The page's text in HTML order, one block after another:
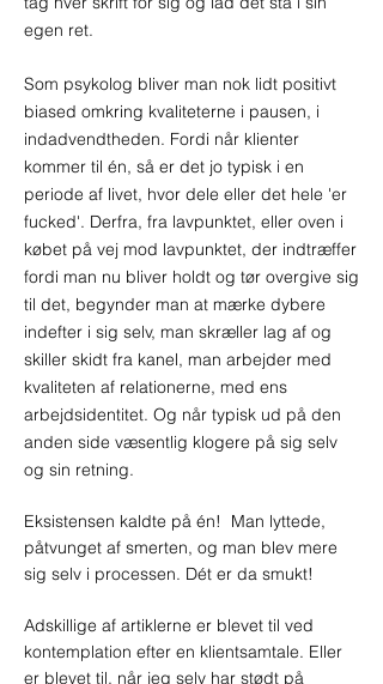
egen ret.
Som psykolog bliver man nok lidt positivt
biased omkring kvaliteterne i pausen, i
indadvendtheden. Fordi når klienter
kommer til én, så er det jo typisk i en
periode af livet, hvor dele eller det hele 'er
fucked'. Derfra, fra lavpunktet, eller oven i
købet på vej mod lavpunktet, der indtræffer
fordi man nu bliver holdt og tør overgive sig
til det, begynder man at mærke dybere
indefter i sig selv, man skræller lag af og
skiller skidt fra kanel, man arbejder med
kvaliteten af relationerne, med ens
arbejdsidentitet. Og når typisk ud på den
anden side væsentlig klogere på sig selv
og sin retning.
Eksistensen kaldte på én! Man lyttede,
påtvunget af smerten, og man blev mere
sig selv i processen. Dét er da smukt!
Adskillige af artiklerne er blevet til ved
kontemplation efter en klientsamtale. Eller
er blevet til, når jeg selv har stødt på